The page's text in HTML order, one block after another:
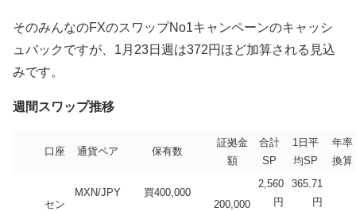
そのみんなのFXのスワップNo1キャンペーンのキャッシ
ュバックですが、1月23日週は372円ほど加算される見込
みです。
週間スワップ推移
口座 通貨ペア 保有数
証拠金
額
合計
SP
1日平
均SP
年率
換算
セン
MXN/JPY
買400,000
200,000
2,560
円
365.71
円